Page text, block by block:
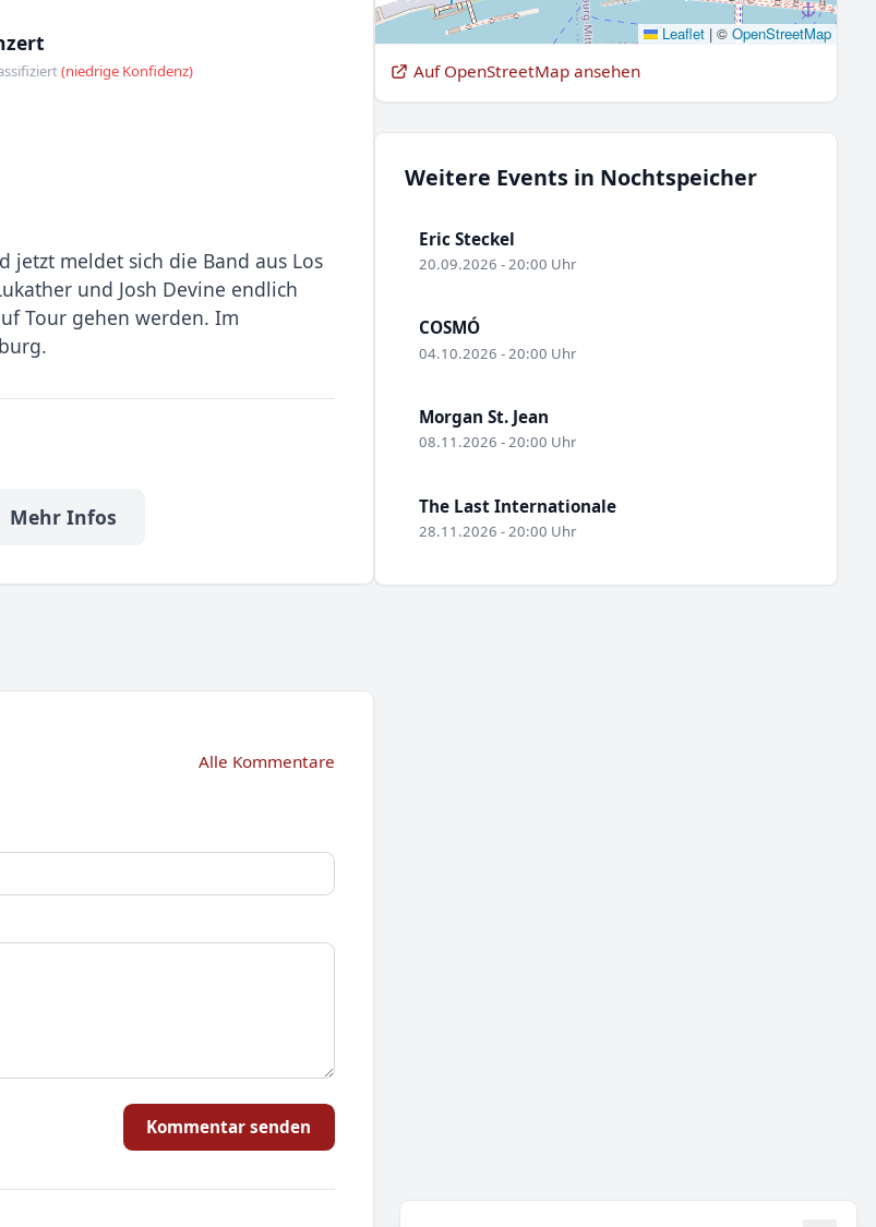
(niedrige Konfidenz)
jetzt meldet sich die Band aus Los
und Josh Devine endlich
Tour gehen werden. Im
Mehr Infos
Leaflet |© OpenStreetMap
Auf OpenStreetMap ansehen
Weitere Events in Nochtspeicher
Eric Steckel
20.09.2026 - 20:00 Uhr
COSMÓ
04.10.2026 - 20:00 Uhr
Morgan St. Jean
08.11.2026 - 20:00 Uhr
The Last Internationale
28.11.2026 - 20:00 Uhr
Alle Kommentare
Kommentar senden